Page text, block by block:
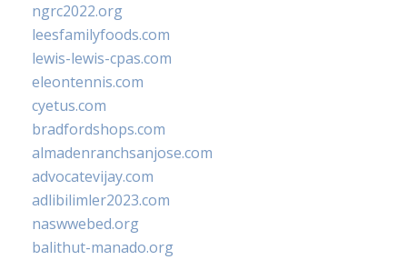
ngrc2022.org
leesfamilyfoods.com
lewis-lewis-cpas.com
eleontennis.com
cyetus.com
bradfordshops.com
almadenranchsanjose.com
advocatevijay.com
adlibilimler2023.com
naswwebed.org
balithut-manado.org